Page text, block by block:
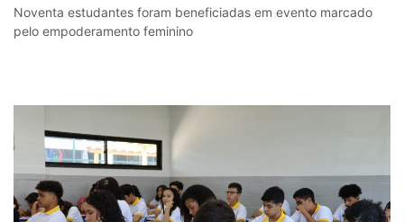
Noventa estudantes foram beneficiadas em evento marcado
pelo empoderamento feminino